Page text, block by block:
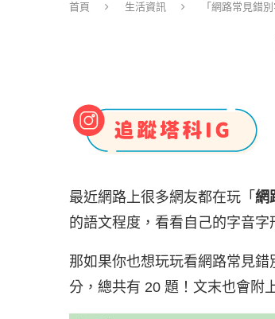
首頁 生活資訊 「網路常見錯
最近網路上很多網友都在玩「 網
的語文程度，看看自己的字音字
那如果你也想玩玩看網路常見
分，總共有 20 題！文末也會附